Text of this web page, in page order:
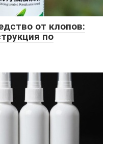
от клопов:
по